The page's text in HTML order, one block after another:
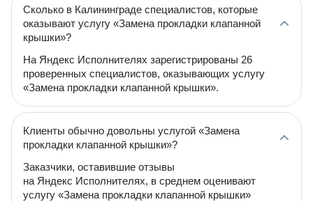
Сколько в Калининграде специалистов, которые
оказывают услугу «Замена прокладки клапанной
крышки»?
На Яндекс Исполнителях зарегистрированы 26
проверенных специалистов, оказывающих услугу
«Замена прокладки клапанной крышки».
Клиенты обычно довольны услугой «Замена
прокладки клапанной крышки»?
Заказчики, оставившие отзывы
на Яндекс Исполнителях, в среднем оценивают
услугу «Замена прокладки клапанной крышки»